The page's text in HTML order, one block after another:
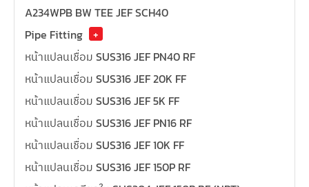
A234WPB BW TEE JEF SCH40
Pipe Fitting
+
หน้าแปลนเชื่อม SUS316 JEF PN40 RF
หน้าแปลนเชื่อม SUS316 JEF 20K FF
หน้าแปลนเชื่อม SUS316 JEF 5K FF
หน้าแปลนเชื่อม SUS316 JEF PN16 RF
หน้าแปลนเชื่อม SUS316 JEF 10K FF
หน้าแปลนเชื่อม SUS316 JEF 150P RF